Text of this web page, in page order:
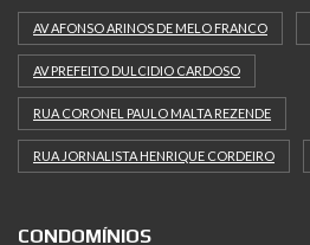
AV AFONSO ARINOS DE MELO FRANCO
AV PREFEITO DULCIDIO CARDOSO
RUA CORONEL PAULO MALTA REZENDE
RUA JORNALISTA HENRIQUE CORDEIRO
CONDOMÍNIOS